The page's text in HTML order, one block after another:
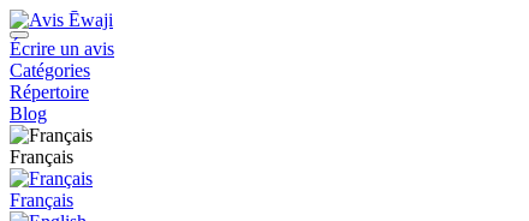
Écrire un avis
Catégories
Répertoire
Blog
Français
Français